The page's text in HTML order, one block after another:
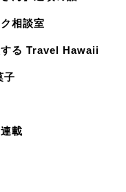
相談室
る Travel Hawaii
子
載